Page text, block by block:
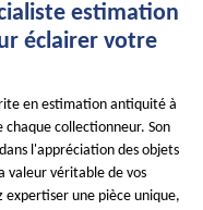
estimation
éclairer votre
en estimation antiquité à
collectionneur. Son
l'appréciation des objets
valeur véritable de vos
expertiser une pièce unique,